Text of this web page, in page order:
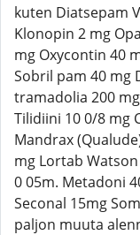
kuten Diatsepam
Klonopin 2 mg
mg Oxycontin 40
Sobril pam 40 mg
tramadolia 200
Tilidiini 10 0/8 mg
Mandrax
mg Lortab
0 05m. Metadoni
Seconal 15mg
paljon muuta